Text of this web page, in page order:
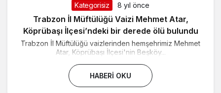
Kategorisiz 8 yıl önce
Trabzon İl Müftülüğü Vaizi Mehmet Atar,
Köprübaşı İlçesi’ndeki bir derede ölü bulundu
Trabzon İl Müftülüğü vaizlerinden hemşehrimiz Mehmet
Atar, Köprübaşı İlçesi'nin Beşköy...
HABERI OKU